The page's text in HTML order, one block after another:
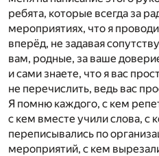
ребята, которые всегда за
мероприятиях, что я
вперёд, не задавая
вам, родные, за ваше
и сами знаете, что я вас
не перечислить, ведь вас
Я помню каждого, с кем
с кем вместе учили слова, с
переписывались по
мероприятий, с кем